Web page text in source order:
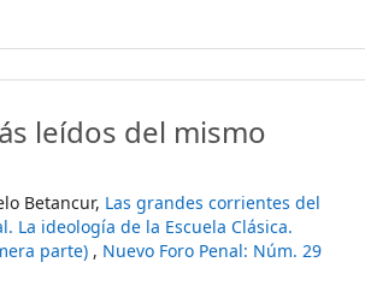
leídos del mismo
Betancur, Las grandes corrientes del
La ideología de la Escuela Clásica.
parte) , Nuevo Foro Penal: Núm. 29